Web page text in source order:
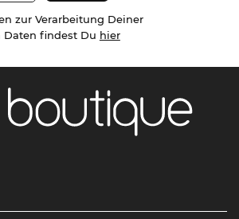
zur Verarbeitung Deiner
Daten findest Du hier